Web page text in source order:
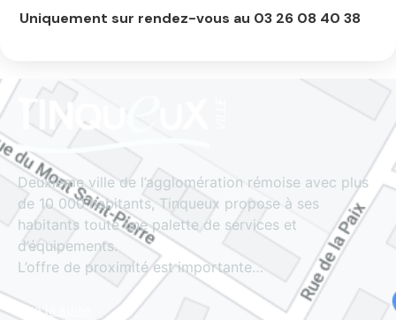
Uniquement sur rendez-vous au 03 26 08 40 38
Deuxième ville de l’agglomération rémoise avec plus
de 10 000 habitants, Tinqueux propose à ses
habitants toute une palette de services et
d’équipements.
L’offre de proximité est importante…
Lire la suite